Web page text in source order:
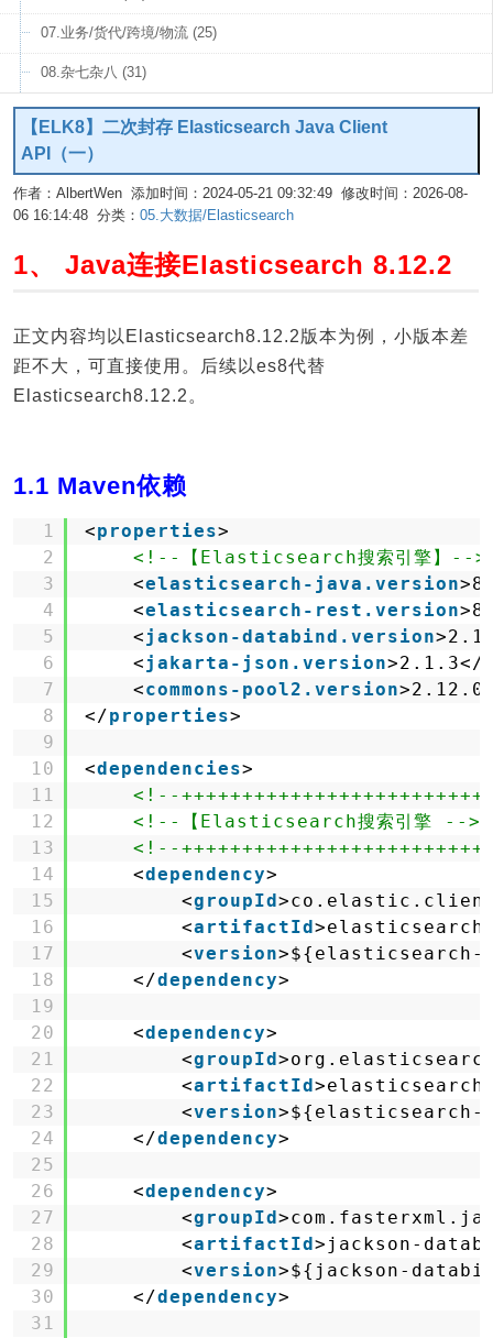
07.业务/货代/跨境/物流 (25)
08.杂七杂八 (31)
【ELK8】二次封存 Elasticsearch Java Client
API（一）
作者：AlbertWen 添加时间：2024-05-21 09:32:49 修改时间：2026-08-
06 16:14:48 分类： 05.大数据/Elasticsearch
1、 Java连接Elasticsearch 8.12.2
正文内容均以Elasticsearch8.12.2版本为例，小版本差
距不大，可直接使用。后续以es8代替
Elasticsearch8.12.2。
1.1 Maven依赖
1
2
3
4
5
6
7
8
9
10
11
12
13
14
15
16
17
18
19
20
21
22
23
24
25
26
27
28
29
30
31
<properties>
<!--【Elasticsearch搜索引擎】-->
<elasticsearch-java.version
<elasticsearch-rest.version
< jackson-databind.version
< jakarta-json.version>2.1.3</
<commons-pool2.version
</properties>
<dependencies>
<!--
<!--【Elasticsearch搜索引擎 -->
<!--
<dependency>
<groupId
<artifactId
<version
</dependency>
<dependency>
<groupId
<artifactId
<version
</dependency>
<dependency>
<groupId
<artifactId >jackson-
<version>${jackson-
</dependency>